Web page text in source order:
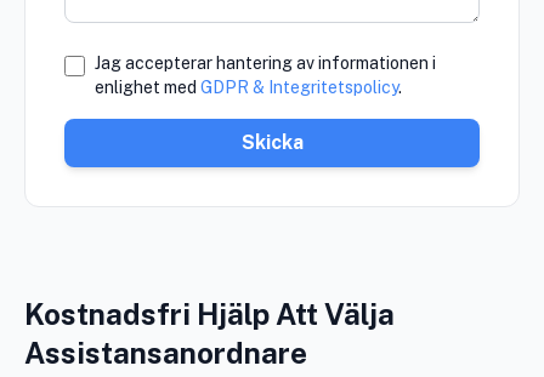
Jag accepterar hantering av informationen i
enlighet med GDPR & Integritetspolicy.
Skicka
Kostnadsfri Hjälp Att Välja
Assistansanordnare